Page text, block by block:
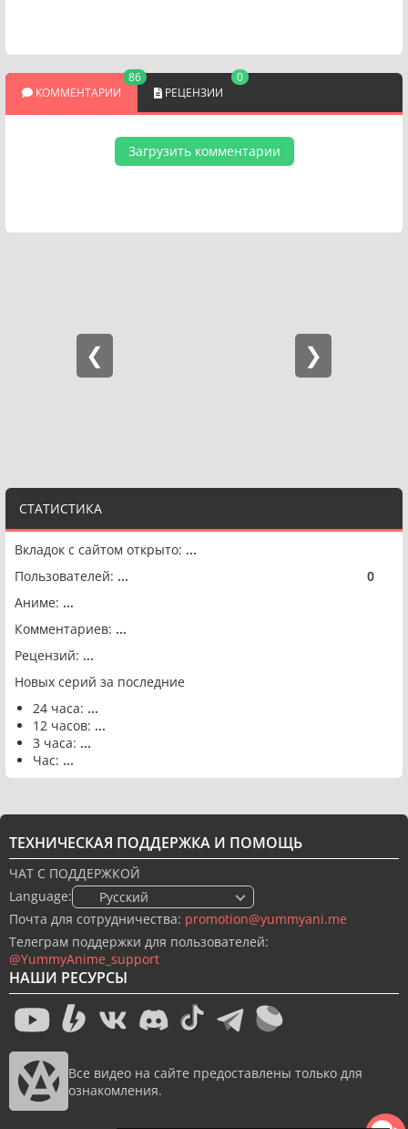
СТАТИСТИКА
Вкладок с сайтом открыто: ...
Пользователей: ... 0
Аниме: ...
Комментариев: ...
Рецензий: ...
Новых серий за последние
24 часа: ...
12 часов: ...
3 часа: ...
Час: ...
КОММЕНТАРИИ
86
РЕЦЕНЗИИ
0
Загрузить комментарии
НАШИ РЕСУРСЫ
Все видео на сайте предоставлены только для
ознакомления.
ТЕХНИЧЕСКАЯ ПОДДЕРЖКА И ПОМОЩЬ
ЧАТ С ПОДДЕРЖКОЙ
Language:
🇷🇺 Русский
Почта для сотрудничества: promotion@yummyani.me
Телеграм поддержки для пользователей:
@YummyAnime_support